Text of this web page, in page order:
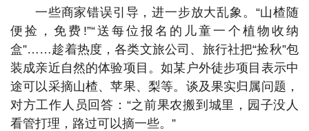
一些商家错误引导，进一步放大乱象。“山楂随
便捡，免费!”“送每位报名的儿童一个植物收纳
盒”……趁着热度，各类文旅公司、旅行社把“捡秋”包
装成亲近自然的体验项目。如某户外徒步项目表示中
途可以采摘山楂、苹果、梨等。谈及果实归属问题，
对方工作人员回答：“之前果农搬到城里，园子没人
看管打理，路过可以摘一些。”